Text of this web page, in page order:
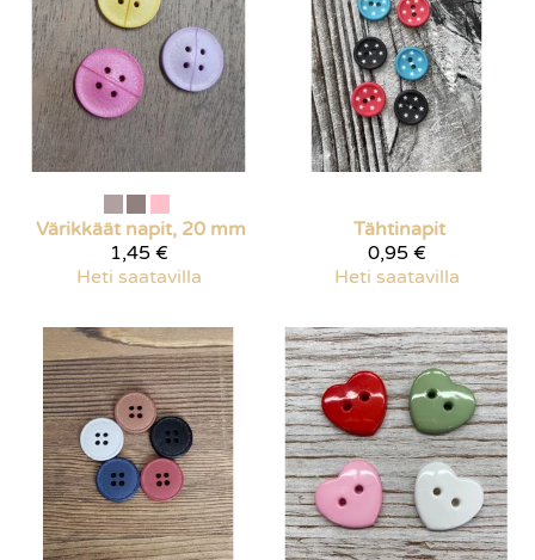
Värikkäät napit, 20 mm
1,45 €
Heti saatavilla
Tähtinapit
0,95 €
Heti saatavilla